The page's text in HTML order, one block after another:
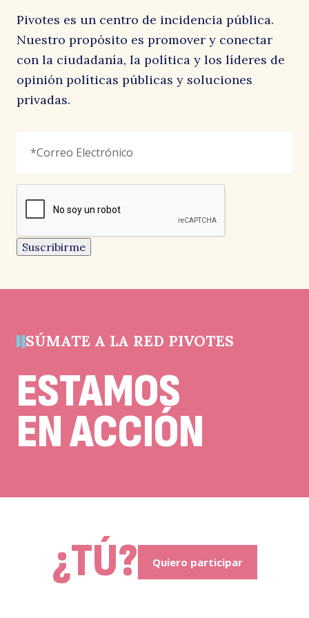
señala
campo
un
campo
de
debe
Electrónico *
reCAPTCHA
Suscribirme
Pivotes es un centro de incidencia pública.
Nuestro propósito es promover y conectar
con la ciudadanía, la política y los líderes de
opinión políticas públicas y soluciones
privadas.
SÚMATE A LA RED PIVOTES
ESTAMOS
EN ACCIÓN
¿TÚ? Quiero participar